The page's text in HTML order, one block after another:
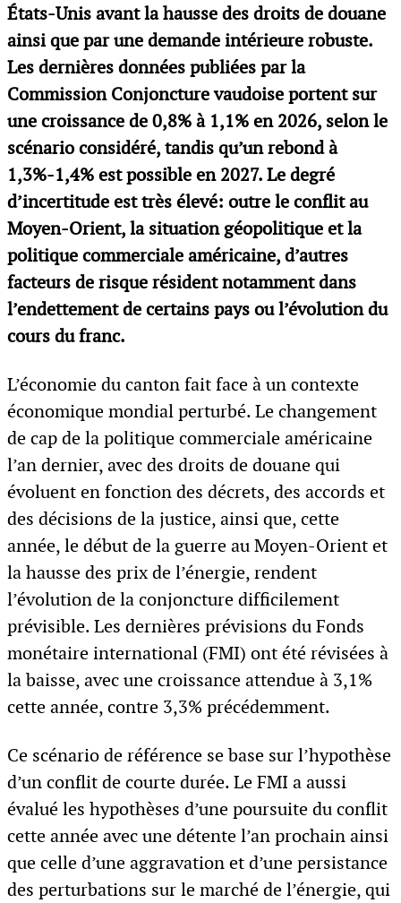
États-Unis avant la hausse des droits de douane
ainsi que par une demande intérieure robuste.
Les dernières données publiées par la
Commission Conjoncture vaudoise portent sur
une croissance de 0,8% à 1,1% en 2026, selon le
scénario considéré, tandis qu’un rebond à
1,3%-1,4% est possible en 2027. Le degré
d’incertitude est très élevé: outre le conflit au
Moyen-Orient, la situation géopolitique et la
politique commerciale américaine, d’autres
facteurs de risque résident notamment dans
l’endettement de certains pays ou l’évolution du
cours du franc.
L’économie du canton fait face à un contexte
économique mondial perturbé. Le changement
de cap de la politique commerciale américaine
l’an dernier, avec des droits de douane qui
évoluent en fonction des décrets, des accords et
des décisions de la justice, ainsi que, cette
année, le début de la guerre au Moyen-Orient et
la hausse des prix de l’énergie, rendent
l’évolution de la conjoncture difficilement
prévisible. Les dernières prévisions du Fonds
monétaire international (FMI) ont été révisées à
la baisse, avec une croissance attendue à 3,1%
cette année, contre 3,3% précédemment.
Ce scénario de référence se base sur l’hypothèse
d’un conflit de courte durée. Le FMI a aussi
évalué les hypothèses d’une poursuite du conflit
cette année avec une détente l’an prochain ainsi
que celle d’une aggravation et d’une persistance
des perturbations sur le marché de l’énergie, qui